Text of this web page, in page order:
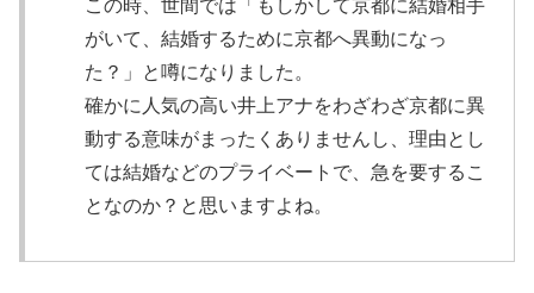
この時、世間では「もしかして京都に結婚相手
がいて、結婚するために京都へ異動になっ
た？ 」と噂になりました。
確かに人気の高い井上アナをわざわざ京都に異
動する意味がまったくありませんし、理由とし
ては結婚などのプライベートで、急を要するこ
となのか？と思いますよね。